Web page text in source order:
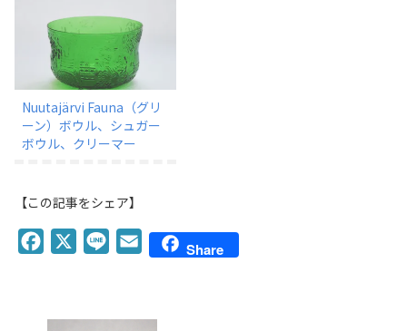
Nuutajärvi Fauna（グリ
ーン）ボウル、シュガー
ボウル、クリーマー
【この記事をシェア】
e
e
E
i
Share